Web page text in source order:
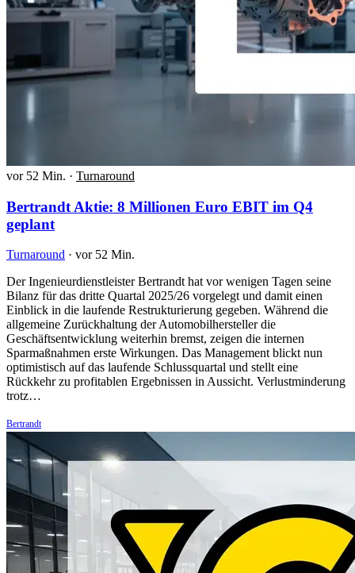
vor 52 Min. · Turnaround
Bertrandt Aktie: 8 Millionen Euro EBIT im Q4
geplant
Turnaround · vor 52 Min.
Der Ingenieurdienstleister Bertrandt hat vor wenigen Tagen seine
Bilanz für das dritte Quartal 2025/26 vorgelegt und damit einen
Einblick in die laufende Restrukturierung gegeben. Während die
allgemeine Zurückhaltung der Automobilhersteller die
Geschäftsentwicklung weiterhin bremst, zeigen die internen
Sparmaßnahmen erste Wirkungen. Das Management blickt nun
optimistisch auf das laufende Schlussquartal und stellt eine
Rückkehr zu profitablen Ergebnissen in Aussicht. Verlustminderung
trotz…
Bertrandt